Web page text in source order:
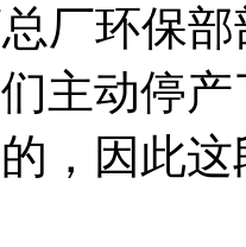
厂环保
主动停
，因此